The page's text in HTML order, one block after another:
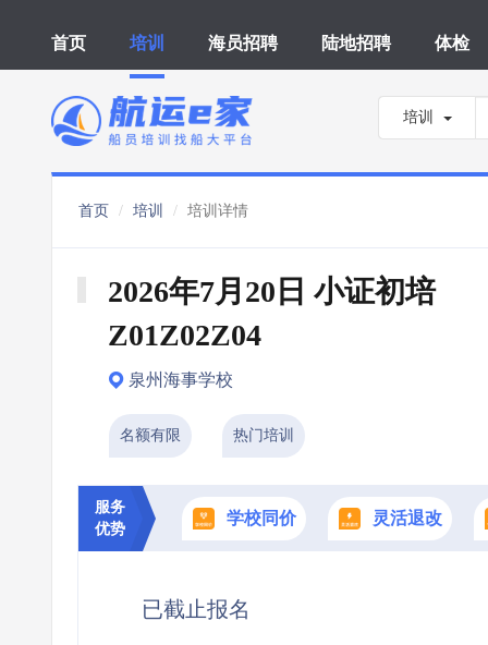
首页 培训 海员招聘 陆地招聘 体检
培训
首页 培训 培训详情
2026年7月20日 小证初培
Z01Z02Z04
泉州海事学校
名额有限 热门培训
服务
优势
学校同价 灵活退改
已截止报名